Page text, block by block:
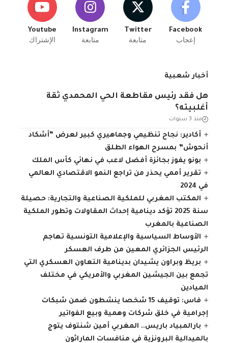
Facebook
إعجاب
Twitter
متابعة
Instagram
متابعة
Youtube
الإشتراك
أخبار شعبية
هل فقد رئيس مقاطعة الحي المحمدي ثقة
أغلبيته؟
منذ 3 سنوات
أكادير: نجاح تنظيمي وجماهيري كبير لعرض “أشكاد
أنحوش” بمسرح الهواء الطلق
بونو يفوز بجائزة أفضل لاعب في نهائي كأس الملك
تقرير أممي يحذر من تراجع النمو الاقتصادي العالمي
في 2024
المكتب المغربي للملكية الصناعية والتجارية: حصيلة
سنة 2025 تؤكد دينامية إحداث المقاولات وتطور الملكية
الصناعية بالمغرب
الأوساط السياسية والإعلامية التونسية تهاجم
الرئيس الجزائري المعين من طرف العسكر
بريظ وبراون يشيدان بدينامية التعاون العسكري التي
تجمع بين الجيشين المغربي والأمريكي في مختلف
الميادين
فاس: توقيف 15 شخصا ينشطون ضمن شبكات
إجرامية في خلق شركات وهمية وبيع الفواتير
بارالمبياد باريس.. المغربي أمين شنتوف يتوج
بالميدالية البرونزية في منافسات الماراثون